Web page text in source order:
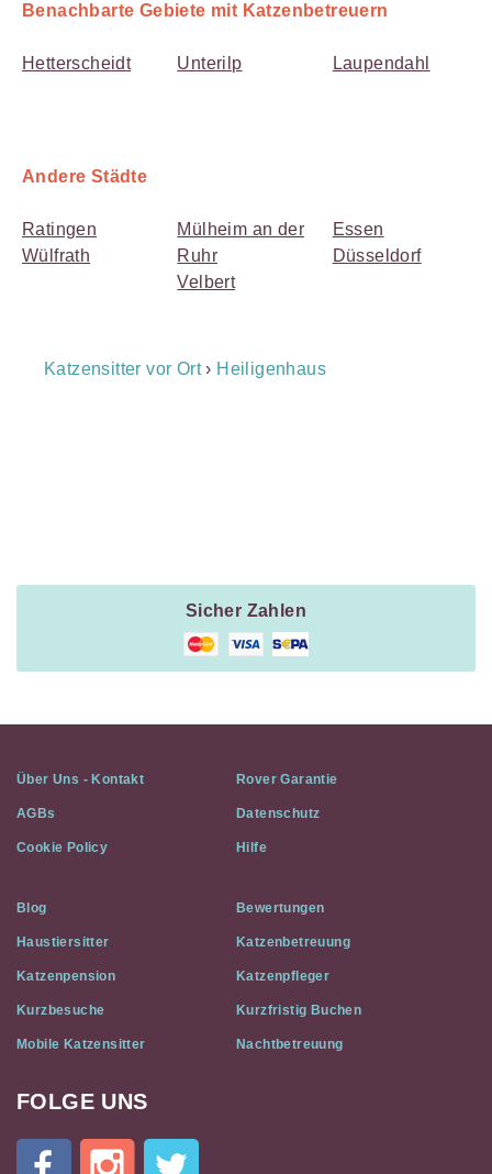
Benachbarte Gebiete mit Katzenbetreuern
Hetterscheidt Unterilp Laupendahl
Andere Städte
Ratingen
Wülfrath
Mülheim an der
Ruhr
Velbert
Essen
Düsseldorf
Breadcrumb
Katzensitter vor Ort› Heiligenhaus
Sicher Zahlen
Über Uns - Kontakt Rover Garantie
AGBs Datenschutz
Cookie Policy Hilfe
Blog Bewertungen
Haustiersitter Katzenbetreuung
Katzenpension Katzenpfleger
Kurzbesuche Kurzfristig Buchen
Mobile Katzensitter Nachtbetreuung
Cat
FOLGE UNS